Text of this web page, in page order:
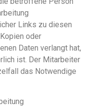
Links zu diesen
oder
Daten verlangt hat,
ist. Der Mitarbeiter
das Notwendige